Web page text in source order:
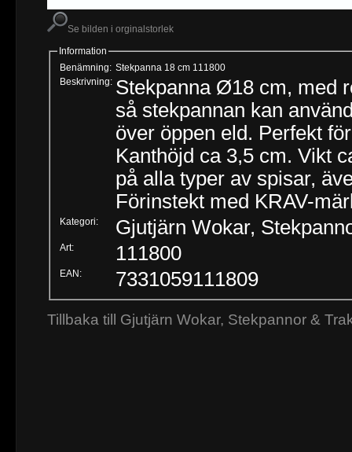
Se bilden i orginalstorlek
Information
Benämning: Stekpanna 18 cm 111800
Beskrivning: Stekpanna Ø18 cm, med
så stekpannan kan
över öppen eld. Perfekt
Kanthöjd ca 3,5 cm. Vikt
på alla typer av spisar,
Förinstekt med KRAV-
Kategori: Gjutjärn Wokar,
Art: 111800
EAN: 7331059111809
Tillbaka till Gjutjärn Wokar, Stekpannor &